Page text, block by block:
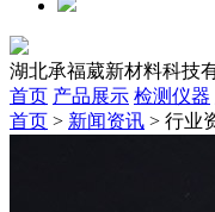
湖北承福葳新材料科技
首页 产品展示 检测仪器
首页 > 新闻资讯 > 行业